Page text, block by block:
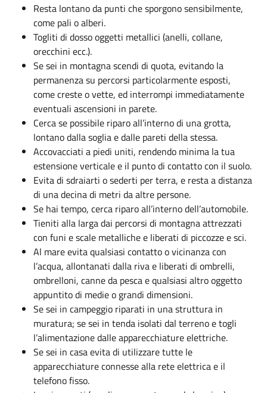
Resta lontano da punti che sporgono sensibilmente,
come pali o alberi.
Togliti di dosso oggetti metallici (anelli, collane,
orecchini ecc.).
Se sei in montagna scendi di quota, evitando la
permanenza su percorsi particolarmente esposti,
come creste o vette, ed interrompi immediatamente
eventuali ascensioni in parete.
Cerca se possibile riparo all’interno di una grotta,
lontano dalla soglia e dalle pareti della stessa.
Accovacciati a piedi uniti, rendendo minima la tua
estensione verticale e il punto di contatto con il suolo.
Evita di sdraiarti o sederti per terra, e resta a distanza
di una decina di metri da altre persone.
Se hai tempo, cerca riparo all’interno dell’automobile.
Tieniti alla larga dai percorsi di montagna attrezzati
con funi e scale metalliche e liberati di piccozze e sci.
Al mare evita qualsiasi contatto o vicinanza con
l’acqua, allontanati dalla riva e liberati di ombrelli,
ombrelloni, canne da pesca e qualsiasi altro oggetto
appuntito di medie o grandi dimensioni.
Se sei in campeggio riparati in una struttura in
muratura; se sei in tenda isolati dal terreno e togli
l’alimentazione dalle apparecchiature elettriche.
Se sei in casa evita di utilizzare tutte le
apparecchiature connesse alla rete elettrica e il
telefono fisso.